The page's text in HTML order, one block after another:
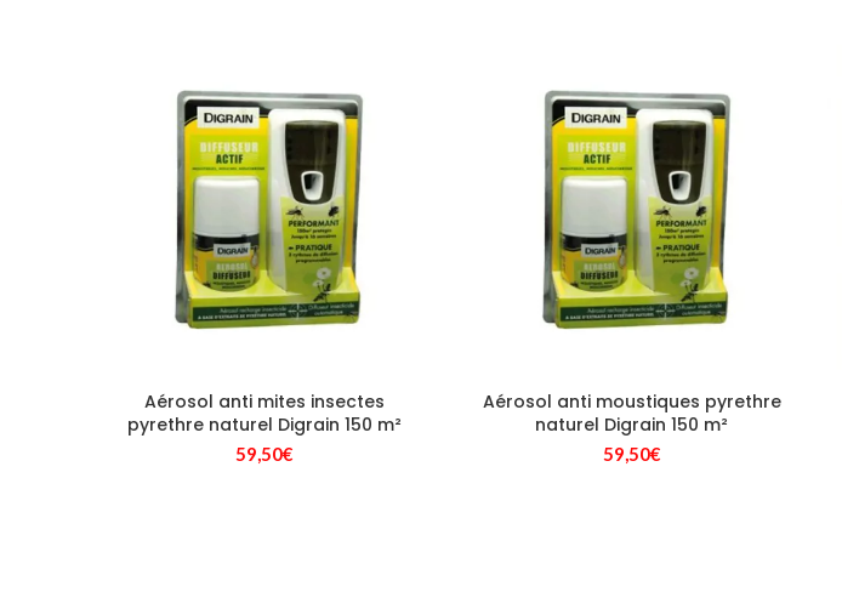
Aérosol anti mites insectes
pyrethre naturel Digrain 150 m²
59,50€
Aérosol anti moustiques pyrethre
naturel Digrain 150 m²
59,50€